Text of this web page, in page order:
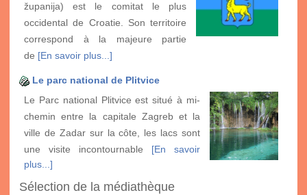
županija) est le comitat le plus
occidental de Croatie. Son territoire
correspond à la majeure partie
de [En savoir plus...]
Le parc national de Plitvice
Le Parc national Plitvice est situé à mi-
chemin entre la capitale Zagreb et la
ville de Zadar sur la côte, les lacs sont
une visite incontournable [En savoir
plus...]
Sélection de la médiathèque